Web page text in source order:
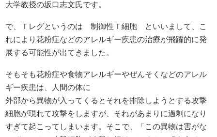
大学教授の坂口志文氏です。
で、Ｔレグというのは 制御性Ｔ細胞 といいまして、こ
れにより花粉症などのアレルギー疾患の治療が飛躍的に発
展する可能性が出てきました。
そもそも花粉症や食物アレルギーやぜんそくなどのアレル
ギー疾患は、人間の体に
外部から異物が入ってくるとそれを排除しようとする攻撃
細胞が現れて攻撃をしますが、それがあまりに過剰になり
すぎて起こってしまいます。そこで、「この異物は害がな